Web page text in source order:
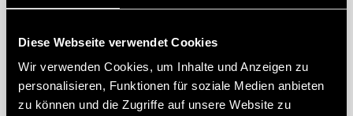
Diese Webseite verwendet Cookies
Wir verwenden Cookies, um Inhalte und Anzeigen zu
personalisieren, Funktionen für soziale Medien anbieten
zu können und die Zugriffe auf unsere Website zu